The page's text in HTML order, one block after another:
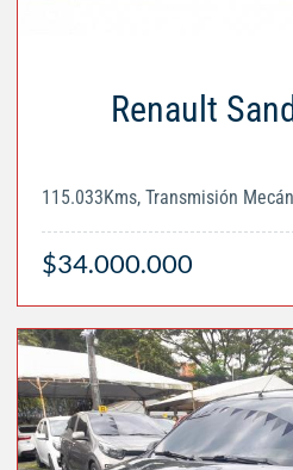
Renault
115.033Kms, Transmisión
$34.000.000